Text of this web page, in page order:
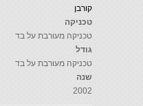
קורבן
טכניקה
טכניקה מעורבת על בד
גודל
טכניקה מעורבת על בד
שנה
2002